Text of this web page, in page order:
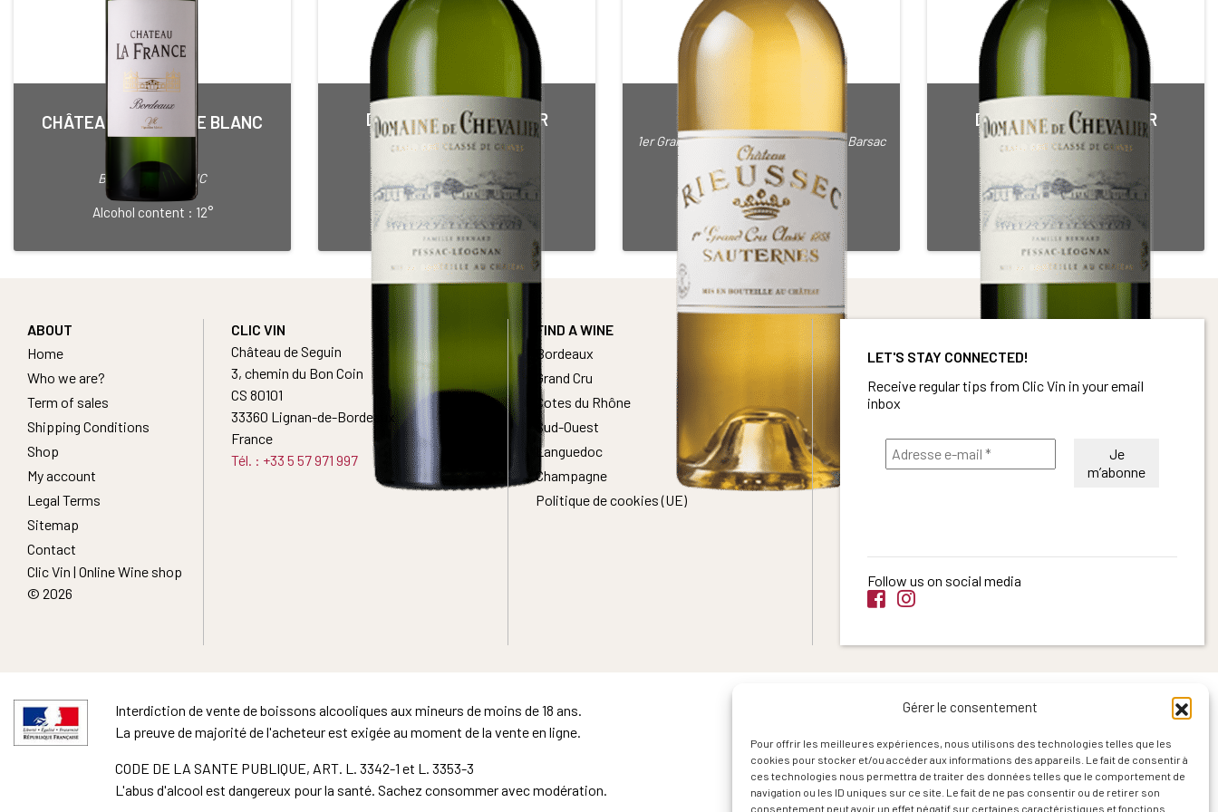
Gérer le consentement
Pour offrir les meilleures expériences, nous utilisons des technologies telles que les
cookies pour stocker et/ou accéder aux informations des appareils. Le fait de consentir à
ces technologies nous permettra de traiter des données telles que le comportement de
navigation ou les ID uniques sur ce site. Le fait de ne pas consentir ou de retirer son
consentement peut avoir un effet négatif sur certaines caractéristiques et fonctions.
CHÂTEAU LA FRANCE BLANC
2024
BORDEAUX BLANC
75 cl Bottle
Alcohol content : 12°
DOMAINE DE CHEVALIER
Grand Cru Classé de Graves
White • 2017
PESSAC LEOGNAN BLANC
75 cl Bottle
Alcohol content : 13,5°
CHÂTEAU RIEUSSEC
1er Grand Cru Classé de Sauternes et Barsac
White • 2011
SAUTERNES
75 cl Bottle
Alcohol content : 14°
DOMAINE DE CHEVALIER
Grand Cru Classé de Graves
White • 2014
PESSAC LEOGNAN BLANC
75 cl Bottle
Alcohol content : 13,5°
ABOUT
Home
Who we are?
Term of sales
Shipping Conditions
Shop
My account
Legal Terms
Sitemap
Contact
Clic Vin | Online Wine shop
© 2026
CLIC VIN
Château de Seguin
3, chemin du Bon Coin
CS 80101
33360 Lignan-de-Bordeaux
France
Tél. : +33 5 57 971 997
FIND A WINE
Bordeaux
Grand Cru
Cotes du Rhône
Sud-Ouest
Languedoc
Champagne
Politique de cookies (UE)
LET'S STAY CONNECTED!
Receive regular tips from Clic Vin in your email
inbox
Follow us on social media
Interdiction de vente de boissons alcooliques aux mineurs de moins de 18 ans.
La preuve de majorité de l'acheteur est exigée au moment de la vente en ligne.
CODE DE LA SANTE PUBLIQUE, ART. L. 3342-1 et L. 3353-3
L'abus d'alcool est dangereux pour la santé. Sachez consommer avec modération.